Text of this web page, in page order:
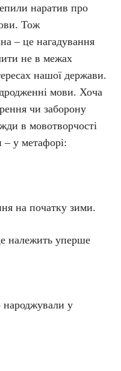
наратив про
Тож
– це нагадування
не в межах
нашої держави.
мови. Хоча
чи заборону
в мовотворчості
у метафорі:
на початку зими.
належить уперше
народжували у